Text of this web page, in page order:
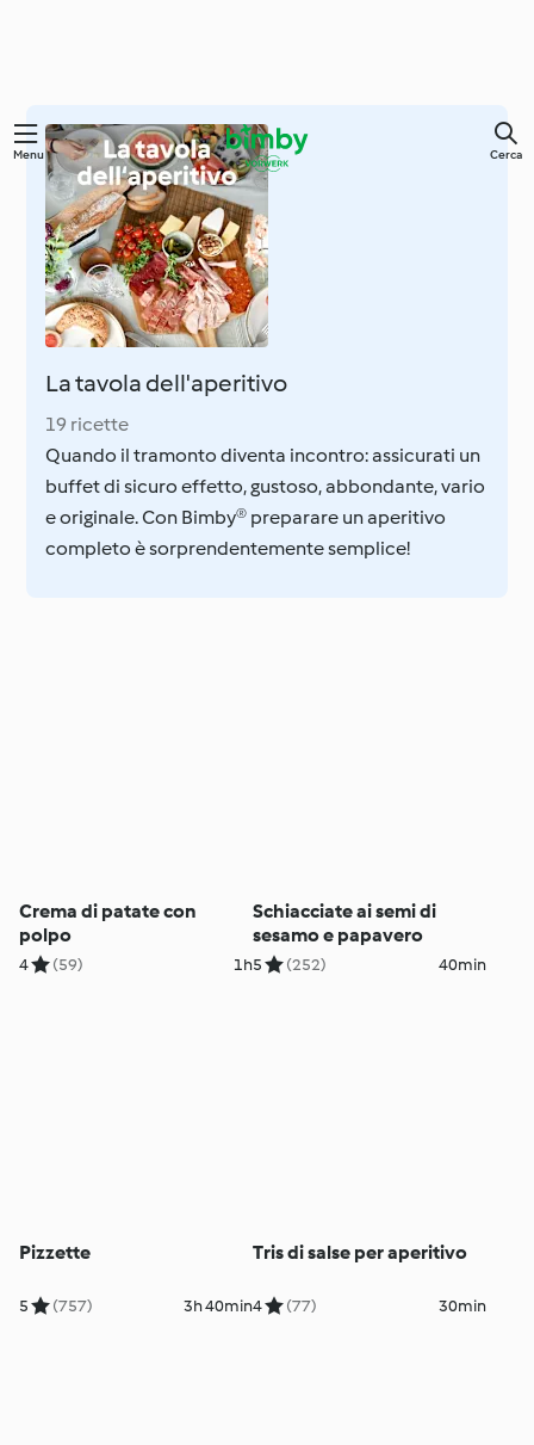
Vai
contenuto
principale
Menu Cerca
La tavola dell'aperitivo
19 ricette
Quando il tramonto diventa incontro: assicurati un
buffet di sicuro effetto, gustoso, abbondante, vario
e originale. Con Bimby® preparare un aperitivo
completo è sorprendentemente semplice!
Crema di patate con
polpo
4 (59) 1h
Schiacciate ai semi di
sesamo e papavero
5 (252) 40min
Pizzette
5 (757) 3h 40min
Tris di salse per aperitivo
4 (77) 30min